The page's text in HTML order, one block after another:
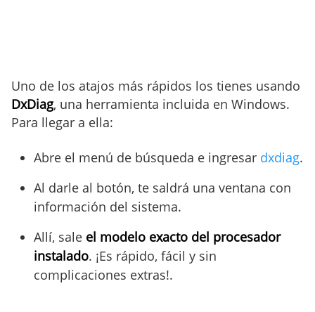
Uno de los atajos más rápidos los tienes usando
DxDiag, una herramienta incluida en Windows.
Para llegar a ella:
Abre el menú de búsqueda e ingresar dxdiag.
Al darle al botón, te saldrá una ventana con
información del sistema.
Allí, sale el modelo exacto del procesador
instalado. ¡Es rápido, fácil y sin
complicaciones extras!.